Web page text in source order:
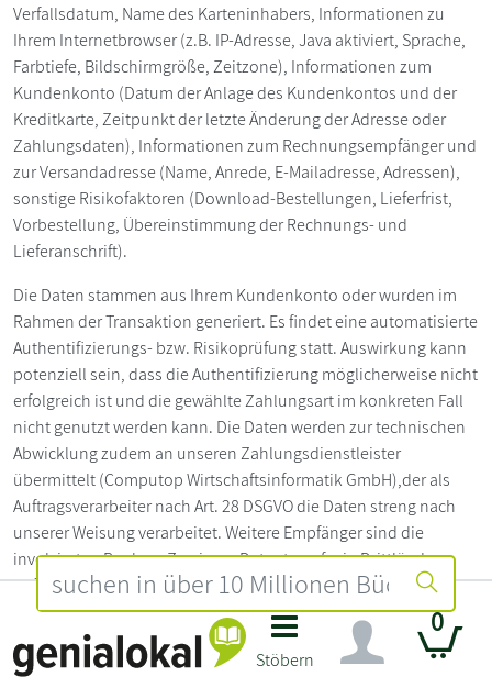
Stöbern
0
Verfallsdatum, Name des Karteninhabers, Informationen zu
Ihrem Internetbrowser (z.B. IP-Adresse, Java aktiviert, Sprache,
Farbtiefe, Bildschirmgröße, Zeitzone), Informationen zum
Kundenkonto (Datum der Anlage des Kundenkontos und der
Kreditkarte, Zeitpunkt der letzte Änderung der Adresse oder
Zahlungsdaten), Informationen zum Rechnungsempfänger und
zur Versandadresse (Name, Anrede, E-Mailadresse, Adressen),
sonstige Risikofaktoren (Download-Bestellungen, Lieferfrist,
Vorbestellung, Übereinstimmung der Rechnungs- und
Lieferanschrift).
Die Daten stammen aus Ihrem Kundenkonto oder wurden im
Rahmen der Transaktion generiert. Es findet eine automatisierte
Authentifizierungs- bzw. Risikoprüfung statt. Auswirkung kann
potenziell sein, dass die Authentifizierung möglicherweise nicht
erfolgreich ist und die gewählte Zahlungsart im konkreten Fall
nicht genutzt werden kann. Die Daten werden zur technischen
Abwicklung zudem an unseren Zahlungsdienstleister
übermittelt (Computop Wirtschaftsinformatik GmbH),der als
Auftragsverarbeiter nach Art. 28 DSGVO die Daten streng nach
unserer Weisung verarbeitet. Weitere Empfänger sind die
involvierten Banken. Zu einem Datentransfer in Drittländer
außerhalb der EU kann es nur kommen, sofern die involvierten
Banken in Drittländern ansässig sind. Wir haben mit Computop
folgende Löschfristen vereinbart: Computop Paygate
Datenbank und Computop Analytics: Löschung von